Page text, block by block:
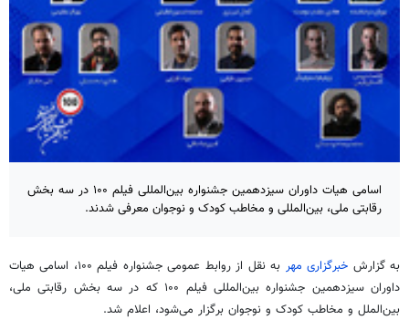
اسامی هیات داوران سیزدهمین جشنواره بین‌المللی فیلم ۱۰۰ در سه بخش
رقابتی ملی، بین‌المللی و مخاطب کودک و نوجوان معرفی شدند.
به گزارش خبرگزاری مهر
به نقل از روابط عمومی جشنواره فیلم ۱۰۰، اسامی هیات
داوران سیزدهمین جشنواره بین‌المللی فیلم ۱۰۰ که در سه بخش رقابتی ملی،
بین‌الملل و مخاطب کودک و نوجوان برگزار می‌شود، اعلام شد.